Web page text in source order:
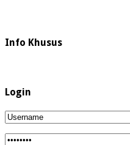
Info Khusus
Login